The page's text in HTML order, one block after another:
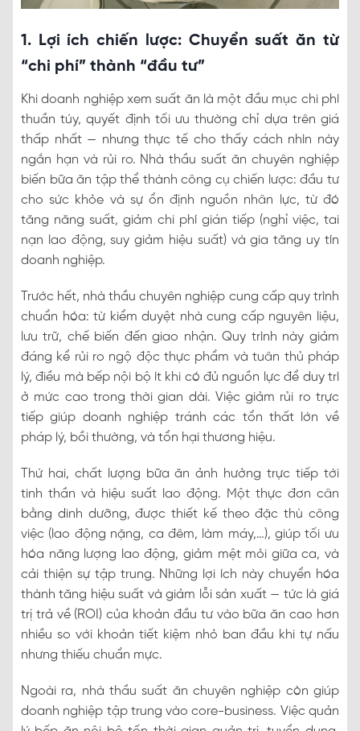
1. Lợi ích chiến lược: Chuyển suất ăn từ
“chi phí” thành “đầu tư”
Khi doanh nghiệp xem suất ăn là một đầu mục chi phí
thuần túy, quyết định tối ưu thường chỉ dựa trên giá
thấp nhất — nhưng thực tế cho thấy cách nhìn này
ngắn hạn và rủi ro. Nhà thầu suất ăn chuyên nghiệp
biến bữa ăn tập thể thành công cụ chiến lược: đầu tư
cho sức khỏe và sự ổn định nguồn nhân lực, từ đó
tăng năng suất, giảm chi phí gián tiếp (nghỉ việc, tai
nạn lao động, suy giảm hiệu suất) và gia tăng uy tín
doanh nghiệp.
Trước hết, nhà thầu chuyên nghiệp cung cấp quy trình
chuẩn hóa: từ kiểm duyệt nhà cung cấp nguyên liệu,
lưu trữ, chế biến đến giao nhận. Quy trình này giảm
đáng kể rủi ro ngộ độc thực phẩm và tuân thủ pháp
lý, điều mà bếp nội bộ ít khi có đủ nguồn lực để duy trì
ở mức cao trong thời gian dài. Việc giảm rủi ro trực
tiếp giúp doanh nghiệp tránh các tổn thất lớn về
pháp lý, bồi thường, và tổn hại thương hiệu.
Thứ hai, chất lượng bữa ăn ảnh hưởng trực tiếp tới
tinh thần và hiệu suất lao động. Một thực đơn cân
bằng dinh dưỡng, được thiết kế theo đặc thù công
việc (lao động nặng, ca đêm, làm máy,…), giúp tối ưu
hóa năng lượng lao động, giảm mệt mỏi giữa ca, và
cải thiện sự tập trung. Những lợi ích này chuyển hóa
thành tăng hiệu suất và giảm lỗi sản xuất — tức là giá
trị trả về (ROI) của khoản đầu tư vào bữa ăn cao hơn
nhiều so với khoản tiết kiệm nhỏ ban đầu khi tự nấu
nhưng thiếu chuẩn mực.
Ngoài ra, nhà thầu suất ăn chuyên nghiệp còn giúp
doanh nghiệp tập trung vào core-business. Việc quản